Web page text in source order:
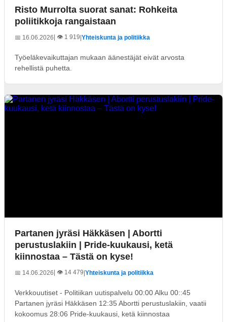
Risto Murrolta suorat sanat: Rohkeita
poliitikkoja rangaistaan
📅 16.06.2026| 👁️ 1 919 Yhteiskunta ja politiikka
Työeläkevaikuttajan mukaan äänestäjät eivät arvosta
rehellistä puhetta.
Partanen jyräsi Häkkäsen | Abortti
perustuslakiin | Pride-kuukausi, ketä
kiinnostaa – Tästä on kyse!
📅 14.06.2026| 👁️ 14 479 Yhteiskunta ja politiikka
Verkkouutiset - Politiikan uutispalvelu 00:00 Alku 00::45
Partanen jyräsi Häkkäsen 12:35 Abortti perustuslakiin, vaatii
kokoomus 28:06 Pride-kuukausi, ketä kiinnostaa